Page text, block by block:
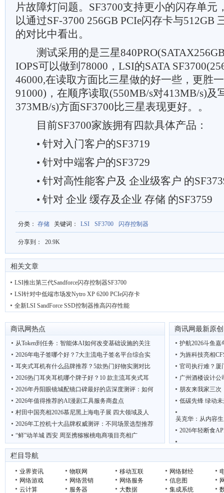
片故障灯问题。SF3700支持更小的闪存单元
以通过SF-3700 256GB PCIe闪存卡与512GB
的对比中看出。
测试采用的是三星
IOPS可以做到78000，LSI的SATA
46000,在读取方面比三星做的好一些，更胜
91000)，在顺序读取(550MB/s对413MB/s)及
373MB/s)方面SF3700比三星表现更好。。
目前SF3700家族拥有四款具体产品：
• 针对入门客户的SF3719
• 针对中端客户的SF3729
• 针对高性能客户及 企业级客户 的
• 针对 企业 缓存及企业 存储 的SF3759
分类 ： 存储 关键词 ： LSI SF3700 闪存控制器
分享到： 20.9K
相关文章
LSI推出第三代Sandforce闪存控制器SF3700
LSI针对中低端市场发Nytro XP 6200 PCIe闪存卡
全新LSI SandForce SSD控制器推高闪存性能
商讯网热点
从Token到任务：智能体AI如何改变基础设施的关注
2026年电子签哪个好？7大主流电子签名平台综合实
耳夹式耳机有什么品牌推荐？5款热门好物实测对比
2026热门耳夹耳机哪个牌子好？10 款主流耳夹式耳
2026年丹阳眼镜城配镜口碑最好的店深度测评：如何
2026年值得推荐的AI漫剧工具服务商盘点
村田中国亮相2026慕尼黑上海电子展 四大领域及人
2026年工控机十大品牌权威测评：不同场景选型推荐
“鲜”动羊城 西安 周至携猕猴桃电商项目亮相广
2026优质智慧驿站厂家推荐
商讯网最新原创
护航2026斗鱼
为旌科技亮相
官司执行难？厦
广州酒楼设计公
朋友来我家三次
低碳先锋 绿动
吴克华：从内容
2026年轻断食
联想AI主机MINI/
聚龙汇刘睿带学
栏目导航
业界资讯 物联网 移动互联 网络财经
网络游戏
网络营销 网络服务 信息图
云计算
服务器 大数据 集成系统